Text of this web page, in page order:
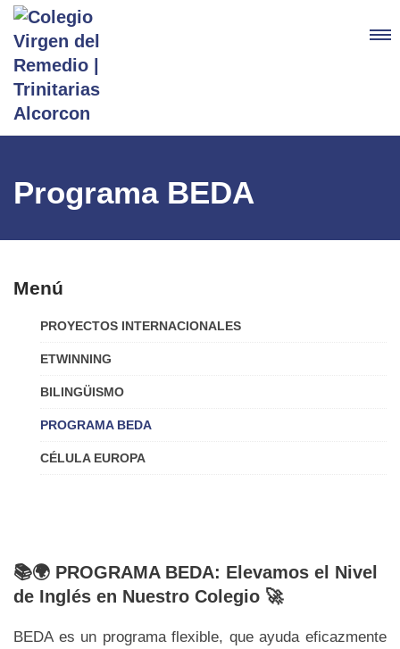
Programa BEDA
Menú
PROYECTOS INTERNACIONALES
ETWINNING
BILINGÜISMO
PROGRAMA BEDA
CÉLULA EUROPA
📚🌍 PROGRAMA BEDA: Elevamos el Nivel
de Inglés en Nuestro Colegio 🚀
BEDA es un programa flexible, que ayuda eficazmente